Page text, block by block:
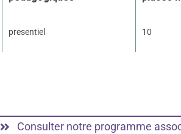
presentiel 10
Consulter notre programme